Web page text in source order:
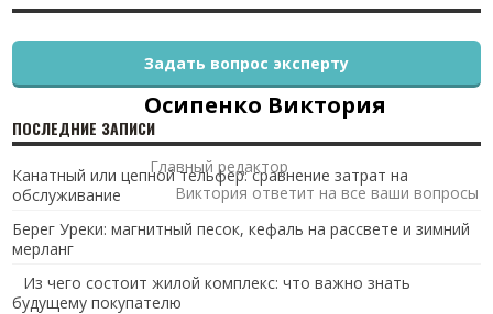
Осипенко Виктория
Главный редактор
Виктория ответит на все ваши вопросы
Задать вопрос эксперту
ПОСЛЕДНИЕ ЗАПИСИ
Канатный или цепной тельфер: сравнение затрат на
обслуживание
Берег Уреки: магнитный песок, кефаль на рассвете и зимний
мерланг
Из чего состоит жилой комплекс: что важно знать
будущему покупателю